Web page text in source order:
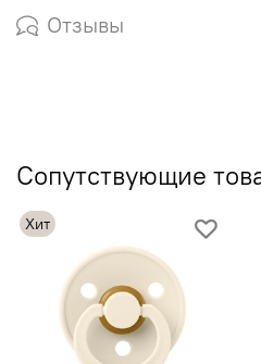
Отзывы
Сопутствующие
Хит